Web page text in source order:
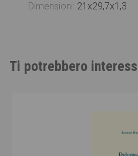
Dimensioni: 21x29,7x1,3
Ti potrebbero